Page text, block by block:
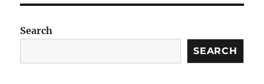
Search
SEARCH